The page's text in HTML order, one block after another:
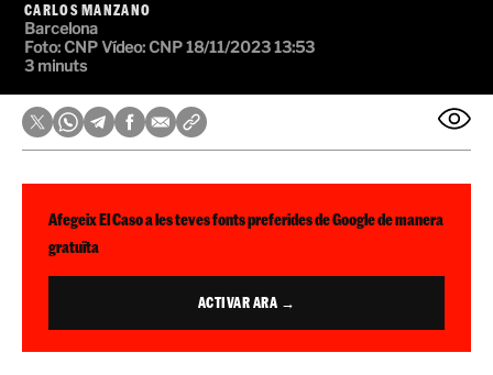
CARLOS MANZANO
Barcelona
Foto:CNPVídeo:CNP18/11/2023 13:53
3 minuts
Afegeix El Caso a les teves fonts preferides de Google de manera
gratuïta
ACTIVAR ARA →